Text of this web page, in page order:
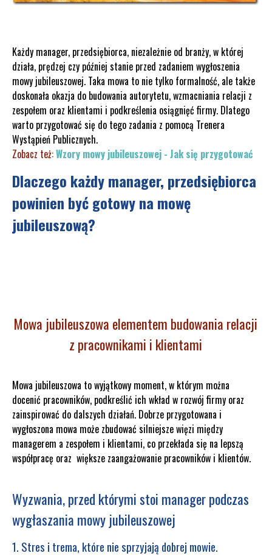
Każdy manager, przedsiębiorca, niezależnie od branży, w której
działa, prędzej czy później stanie przed zadaniem wygłoszenia
mowy jubileuszowej. Taka mowa to nie tylko formalność, ale także
doskonała okazja do budowania autorytetu, wzmacniania relacji z
zespołem oraz klientami i podkreślenia osiągnięć firmy. Dlatego
warto przygotować się do tego zadania z pomocą Trenera
Wystąpień Publicznych.
Zobacz też:Wzory mowy jubileuszowej - Jak się przygotować
Dlaczego każdy manager, przedsiębiorca
powinien być gotowy na mowę
jubileuszową?
Mowa jubileuszowa elementem budowania relacji
z pracownikami i klientami
Mowa jubileuszowa to wyjątkowy moment, w którym można
docenić pracowników, podkreślić ich wkład w rozwój firmy oraz
zainspirować do dalszych działań. Dobrze przygotowana i
wygłoszona mowa może zbudować silniejsze więzi między
managerem a zespołem i klientami, co przekłada się na lepszą
współpracę oraz większe zaangażowanie pracowników i klientów.
Wyzwania, przed którymi stoi manager podczas
wygłaszania mowy jubileuszowej
1. Stres i trema, które nie sprzyjają dobrej mowie.